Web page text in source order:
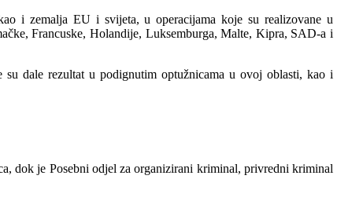
i zemalja EU i svijeta, u operacijama koje su realizovane u
Francuske, Holandije, Luksemburga, Malte, Kipra, SAD-a i
dale rezultat u podignutim optužnicama u ovoj oblasti, kao i
dok je Posebni odjel za organizirani kriminal, privredni kriminal